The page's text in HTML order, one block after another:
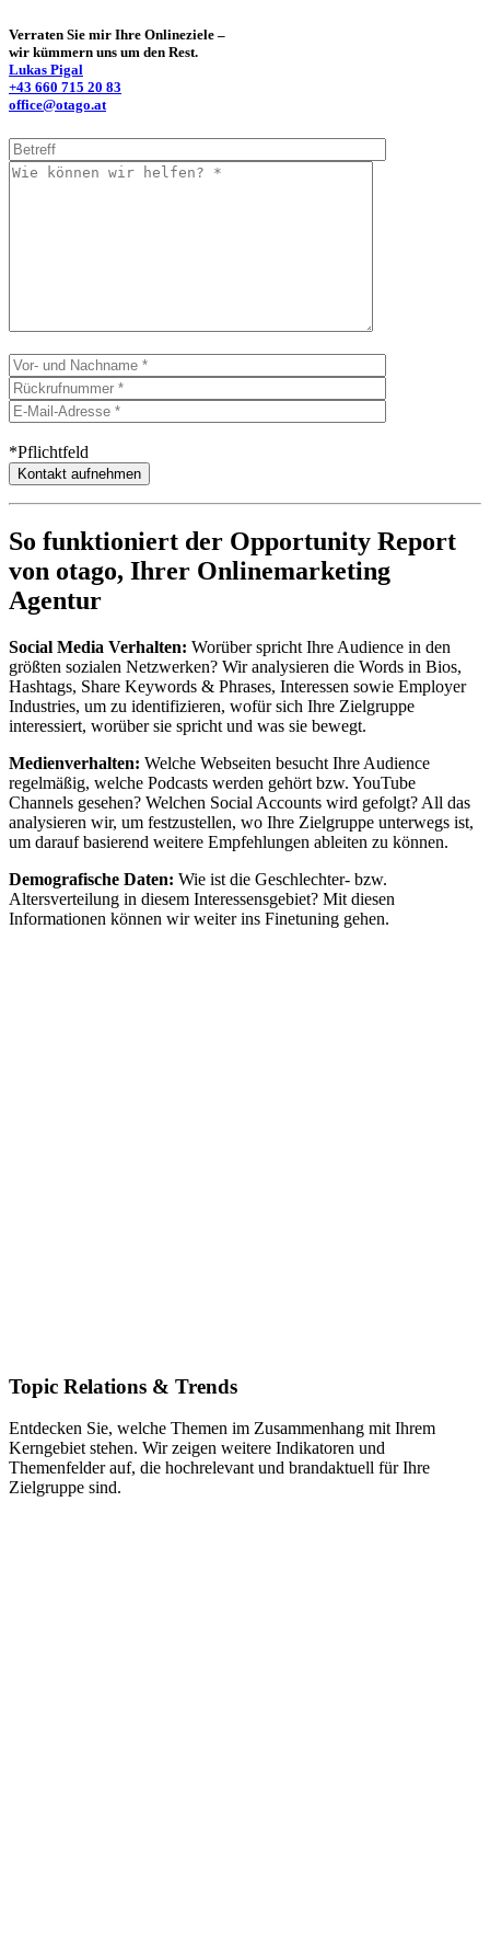
Verraten Sie mir Ihre Onlineziele –
wir kümmern uns um den Rest.
Lukas Pigal
+43 660 715 20 83
office@otago.at
*Pflichtfeld
So funktioniert der Opportunity Report
von otago, Ihrer Onlinemarketing
Agentur
Social Media Verhalten: Worüber spricht Ihre Audience in den
größten sozialen Netzwerken? Wir analysieren die Words in Bios,
Hashtags, Share Keywords & Phrases, Interessen sowie Employer
Industries, um zu identifizieren, wofür sich Ihre Zielgruppe
interessiert, worüber sie spricht und was sie bewegt.
Medienverhalten: Welche Webseiten besucht Ihre Audience
regelmäßig, welche Podcasts werden gehört bzw. YouTube
Channels gesehen? Welchen Social Accounts wird gefolgt? All das
analysieren wir, um festzustellen, wo Ihre Zielgruppe unterwegs ist,
um darauf basierend weitere Empfehlungen ableiten zu können.
Demografische Daten: Wie ist die Geschlechter- bzw.
Altersverteilung in diesem Interessensgebiet? Mit diesen
Informationen können wir weiter ins Finetuning gehen.
Topic Relations & Trends
Entdecken Sie, welche Themen im Zusammenhang mit Ihrem
Kerngebiet stehen. Wir zeigen weitere Indikatoren und
Themenfelder auf, die hochrelevant und brandaktuell für Ihre
Zielgruppe sind.